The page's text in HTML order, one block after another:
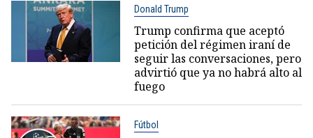
Donald Trump
Trump confirma que aceptó
petición del régimen iraní de
seguir las conversaciones, pero
advirtió que ya no habrá alto al
fuego
Fútbol